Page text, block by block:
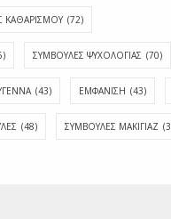
ΚΑΘΑΡΙΣΜΟΥ (72)
ΣΥΜΒΟΥΛΕΣ ΨΥΧΟΛΟΓΙΑΣ (70)
(43) ΕΜΦΆΝΙΣΗ (43)
(48) ΣΥΜΒΟΥΛΈΣ ΜΑΚΙΓΙΆΖ